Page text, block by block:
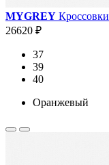
MYGREY Кроссовки
26620 ₽
37
39
40
Оранжевый